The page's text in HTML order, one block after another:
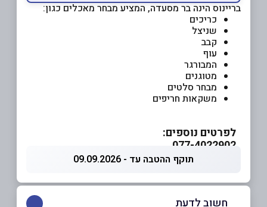
בריינוס הינה בר מסעדה, המציע מבחר מאכלים כגון:
כריכים
שניצל
קבב
עוף
המבורגר
מטוגנים
מבחר סלטים
משקאות חריפים
לפרטים נוספים:
תוקף ההטבה עד - 09.09.2026
חשוב לדעת